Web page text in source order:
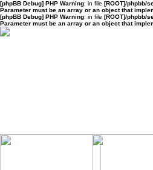
[phpBB Debug] PHP Warning: in file [ROOT]/phpbb/
Parameter must be an array or an object that
[phpBB Debug] PHP Warning: in file [ROOT]/phpbb/
Parameter must be an array or an object that